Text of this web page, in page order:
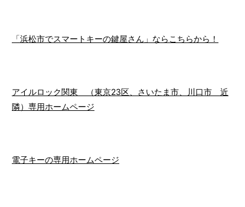
「浜松市でスマートキーの鍵屋さん」ならこちらから！
アイルロック関東 （東京23区、さいたま市、川口市 近
隣）専用ホームページ
電子キーの専用ホームページ